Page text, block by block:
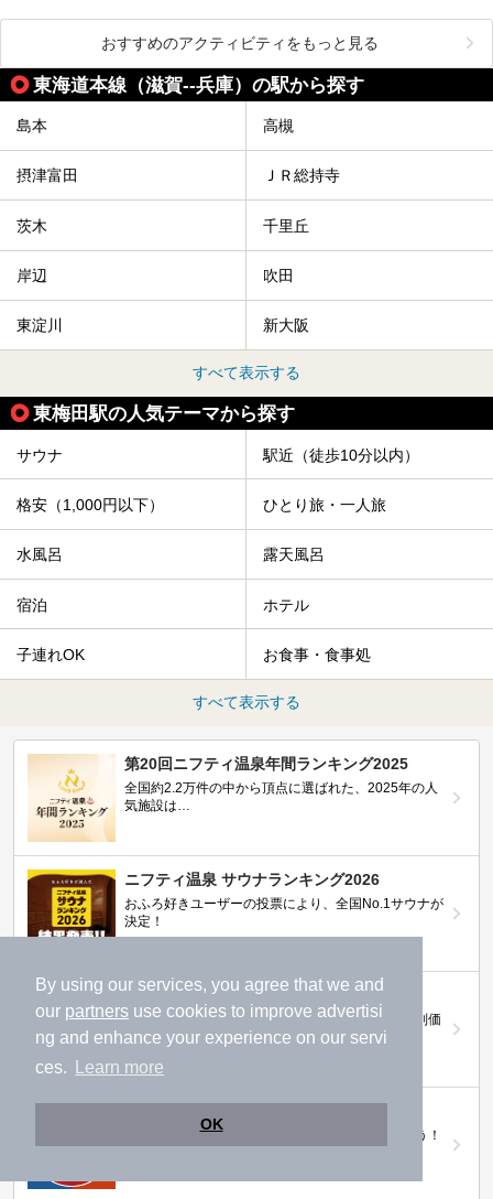
By using our services, you agree that we and
our partners use cookies to improve advertisi
ng and enhance your experience on our servi
ces.
Learn more
OK
おすすめのアクティビティをもっと見る
東海道本線（滋賀--兵庫）の駅から探す
島本 高槻
摂津富田 ＪＲ総持寺
茨木 千里丘
岸辺 吹田
東淀川 新大阪
すべて表示する
東梅田駅の人気テーマから探す
サウナ 駅近（徒歩10分以内）
格安（1,000円以下） ひとり旅・一人旅
水風呂 露天風呂
宿泊 ホテル
子連れOK お食事・食事処
すべて表示する
第20回ニフティ温泉年間ランキング2025
全国約2.2万件の中から頂点に選ばれた、2025年の人
気施設は…
ニフティ温泉 サウナランキング2026
おふろ好きユーザーの投票により、全国No.1サウナが
決定！
ニフティ温泉プレミアムクーポン
ノジマモバイル会員向け 通常よりもお得な「特別価
格」で人気の温泉を満喫できる！
行ってみたい施設に投票してプレゼントを当てよう！